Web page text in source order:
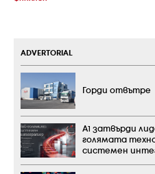
ADVERTORIAL
Горди отвътре
А1 затвърди
голямата
системен